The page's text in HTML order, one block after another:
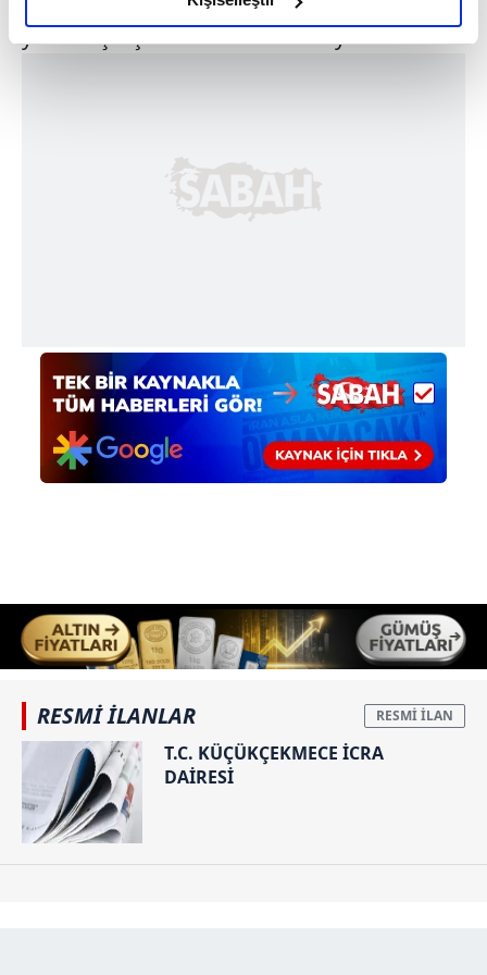
elimizden gelen çabayı gösterdiğimizi ve bu noktada,
reklamların maliyetlerimizi karşılamak noktasında tek gelir
gösterilmeyecektir."
kullanılmaktadır. Diğer çerezler, sitemizin daha işlevsel
kılınması ve kişiselleştirilmesi ve sizlere yönelik
reklam/pazarlama faaliyetlerinin yapılması, amaçlarıyla
sınırlı olarak açık rızanız dahilinde kullanılacaktır.
6698 sayılı Kişisel Verilerin Korunması Kanunu uyarınca
hazırlanmış Aydınlatma Metnimizi okumak ve sitemizde
almak için lütfen
yönelik çalışmalarımızısürdürüyoruz" dedi.
RESMİ İLANLAR
T.C. KÜÇÜKÇEKMECE İCRA
DAİRESİ